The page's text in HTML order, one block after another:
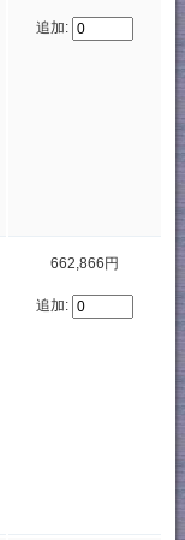
追加:
662,866円
追加: